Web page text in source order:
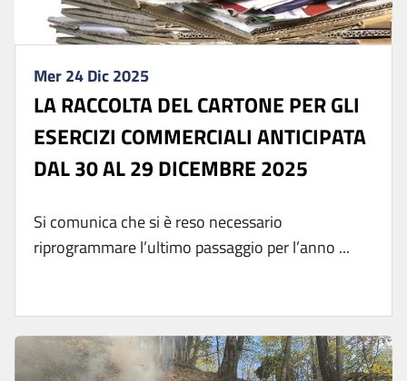
Mer 24 Dic 2025
LA RACCOLTA DEL CARTONE PER GLI
ESERCIZI COMMERCIALI ANTICIPATA
DAL 30 AL 29 DICEMBRE 2025
Si comunica che si è reso necessario
riprogrammare l’ultimo passaggio per l’anno ...